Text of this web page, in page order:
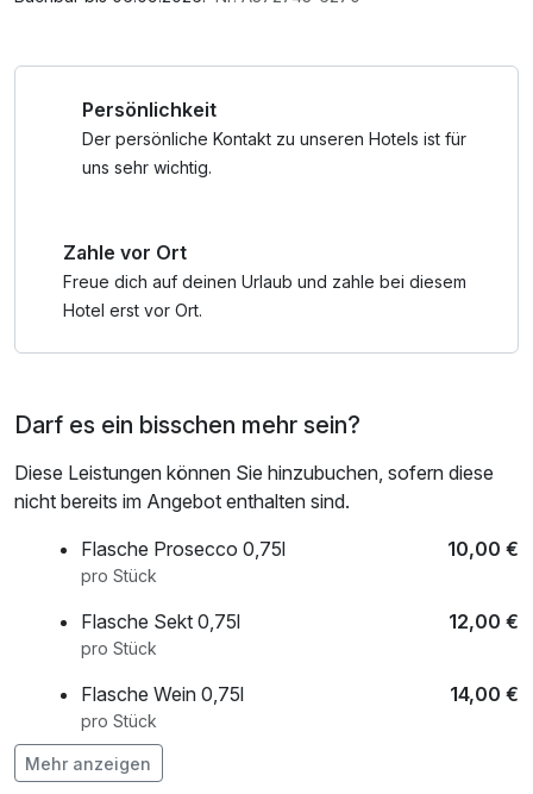
Sie unser großes Frühstücksbuffet,
bevor Sie auf Entdeckungsreise durch Essen und
Umgebung starten können.
Genießen Sie eine schöne und ereignisreiche Zeit in der
ehemals "grünen Stadt Europas".
Ecken Essens erreichen.
Zeche Zollverein, verbinden sie Natur mit Kultur und
Erlebnis.
Stadtrundfahrten und Fahrten in angrenzende Städte
können Sie am nur 5 Gehminuten entfernten
Die Innenstadt ist ein Katzensprung von unserem Hotel
entfernt und bietet ihnen alles was das Herz begehrt.
Bummeln, shoppen, Restaurants, Bars, Cafes und
Nachtclubs laden sie ein.
Wir helfen Ihnen gerne bei Buchungen für Musicals,
Theater, Variete-, und Konzertveranstaltungen.
Persönlichkeit
Der persönliche Kontakt zu unseren Hotels ist für
uns sehr wichtig.
Zahle vor Ort
Freue dich auf deinen Urlaub und zahle bei diesem
Hotel erst vor Ort.
Darf es ein bisschen mehr sein?
Diese Leistungen können Sie hinzubuchen, sofern diese
nicht bereits im Angebot enthalten sind.
Flasche Prosecco 0,75l
10,00 €
pro Stück
Flasche Sekt 0,75l 12,00 €
pro Stück
Flasche Wein 0,75l 14,00 €
pro Stück
Mehr anzeigen